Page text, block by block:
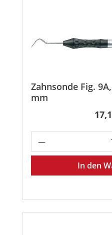
Zahnsonde Fig.
mm
Produkt
In den